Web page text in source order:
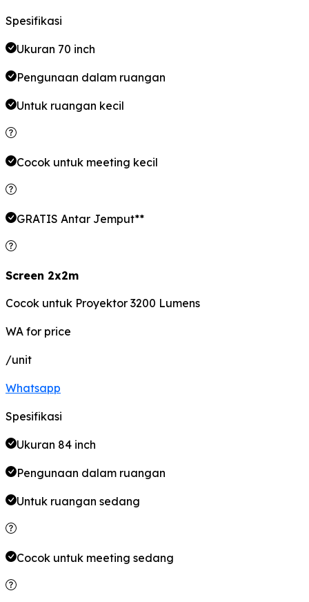
Spesifikasi
Ukuran 70 inch
Pengunaan dalam ruangan
Untuk ruangan kecil
Cocok untuk meeting kecil
GRATIS Antar Jemput**
Screen 2x2m
Cocok untuk Proyektor 3200 Lumens
WA for price
/unit
Whatsapp
Spesifikasi
Ukuran 84 inch
Pengunaan dalam ruangan
Untuk ruangan sedang
Cocok untuk meeting sedang